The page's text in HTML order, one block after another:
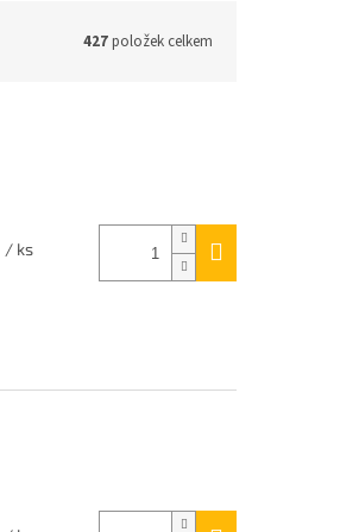
427položek celkem
/ ks